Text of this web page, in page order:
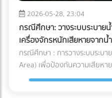
และการบริหารจัดการ Supply
ผลิต การทำความเข้าใจระบบ
เลือกพาร์ทเนอร์ผู้นำเข้าที่มีมา
รัดกุมและสามารถตรวจสอบย้อ
กลยุทธ์สำคัญที่จะช่วยปกป้องคุ
สร้างความไว้วางใจให้กับผู้บริโ
ระบายอากาศที่ดีเนื่องจากมีค
ไฟฉุกเฉิน ตรวจสอบระบบเซนเซอร์กันชน (Safety Laser
Scanner): ก่อนปล่อยรถวิ่งจริ
กีดขวางของรถ AGV ว่าสามาร
ท่วงทีเมื่อมีพนักงานเดินตัดหน้
AGV ISO 3691-4 กำลังมองหาผู้เชี่ยวชาญด้านระบบ AGV หรือ
อยากเปลี่ยนคลังสินค้าเป็น
2026-05-28, 23:04
กรณีศึกษา: วางระบบระบา
เครื่องจักรหนักเสียหายจากน้
กรณีศึกษา : การวางระบบระบ
Area) เพื่อป้องกันความเสียหา
ธรรมชาติและฝนตกหนัก เป็นฝั